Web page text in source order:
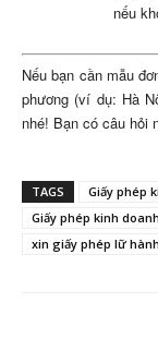
nếu
Nếu bạn cần mẫu
phương (ví dụ: Hà
nhé! Bạn có câu hỏi
TAGS
Giấy phép
Giấy phép kinh
xin giấy phép lữ